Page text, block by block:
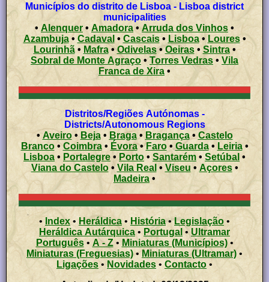
Municípios do distrito de Lisboa - Lisboa district
municipalities
• Alenquer • Amadora •Arruda dos Vinhos •
Azambuja• Cadaval •Cascais• Lisboa• Loures•
Lourinhã• Mafra•Odivelas•Oeiras•Sintra•
Sobral de Monte Agraço •Torres Vedras • Vila
Franca de Xira •
Distritos/Regiões Autónomas -
Districts/Autonomous Regions
• Aveiro• Beja• Braga• Bragança• Castelo
Branco•Coimbra• Évora•Faro• Guarda• Leiria•
Lisboa • Portalegre • Porto • Santarém • Setúbal •
Viana do Castelo•Vila Real • Viseu • Açores •
Madeira •
• Index • Heráldica • História •Legislação •
Heráldica Autárquica • Portugal • Ultramar
Português• A - Z• Miniaturas (Municípios)•
Miniaturas (Freguesias) •Miniaturas (Ultramar) •
Ligações• Novidades• Contacto •